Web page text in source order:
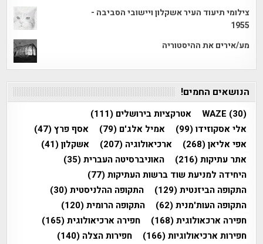
צילומי תיעוד העיר אשקלון ויישובי הסביבה -
1955
מע/אירים את ההיסטוריה
הנושאים החמים!
WAZE (30) אטרקציות בירושלים (111)
אלי אסקוזידו(99) אמיל אלג'ם (79) אסף פרץ(47)
אפי אליאן(268) ארכיאולוגיה (207) אשקלון(41)
אתר עתיקות(216) האוניברסיטה העברית(35)
היחידה למניעת שוד ברשות העתיקות(77)
התקופה הביזנטית(129) התקופה ההלניסטית(30)
התקופה העות'מנית(62) התקופה הרומית(120)
חפירה ארכאולוגית(168) חפירה ארכיאולוגית(165)
חפירות ארכיאולוגיות(166) חפירות הצלה (140)